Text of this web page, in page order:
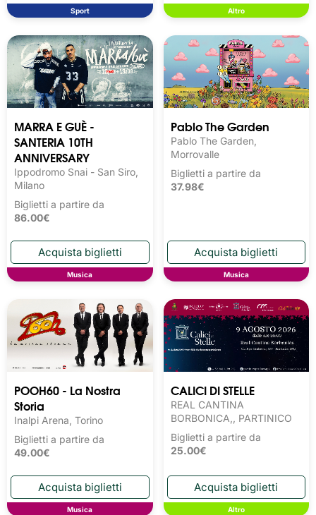
Sport Altro
MARRA E GUÈ -
SANTERIA 10TH
ANNIVERSARY
Ippodromo Snai - San Siro,
Milano
Biglietti a partire da
86.00€
Musica
Pablo The Garden
Pablo The Garden,
Morrovalle
Biglietti a partire da
37.98€
Musica
POOH60 - La Nostra
Storia
Inalpi Arena, Torino
Biglietti a partire da
49.00€
Musica
CALICI DI STELLE
REAL CANTINA
BORBONICA,, PARTINICO
Biglietti a partire da
25.00€
Altro